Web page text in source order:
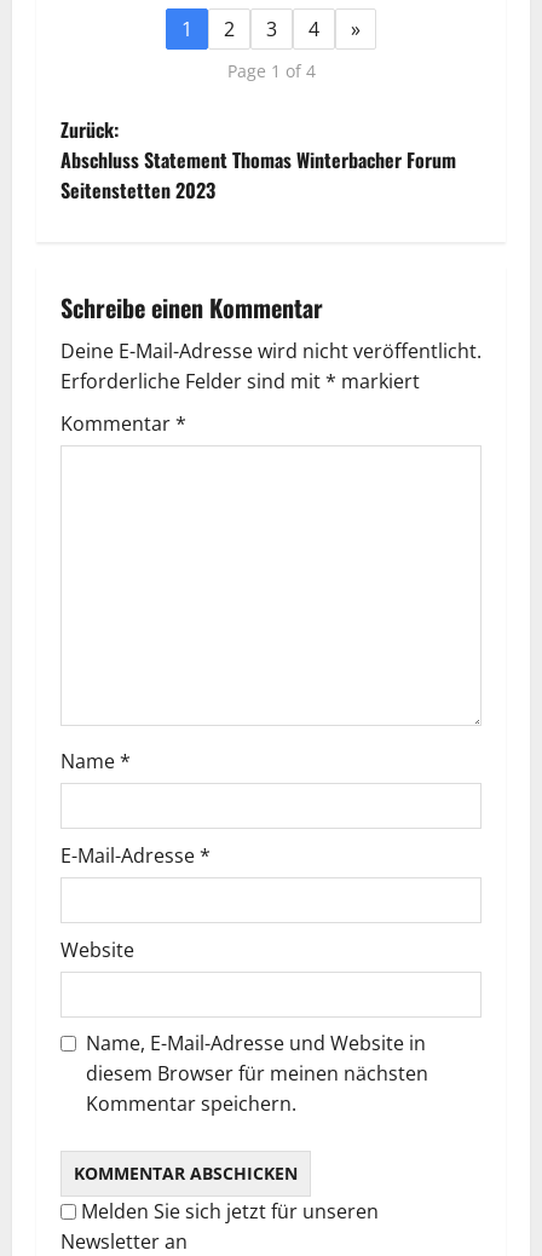
1 2 3 4 »
Page 1 of 4
B
e
t
r
a
g
g
a
t
o
n
Zurück:
Abschluss Statement Thomas Winterbacher Forum
Seitenstetten 2023
Schreibe einen Kommentar
Deine E-Mail-Adresse wird nicht veröffentlicht.
Erforderliche Felder sind mit* markiert
Kommentar*
Name*
E-Mail-Adresse*
Website
Name, E-Mail-Adresse und Website in
diesem Browser für meinen nächsten
Kommentar speichern.
Melden Sie sich jetzt für unseren
Newsletter an